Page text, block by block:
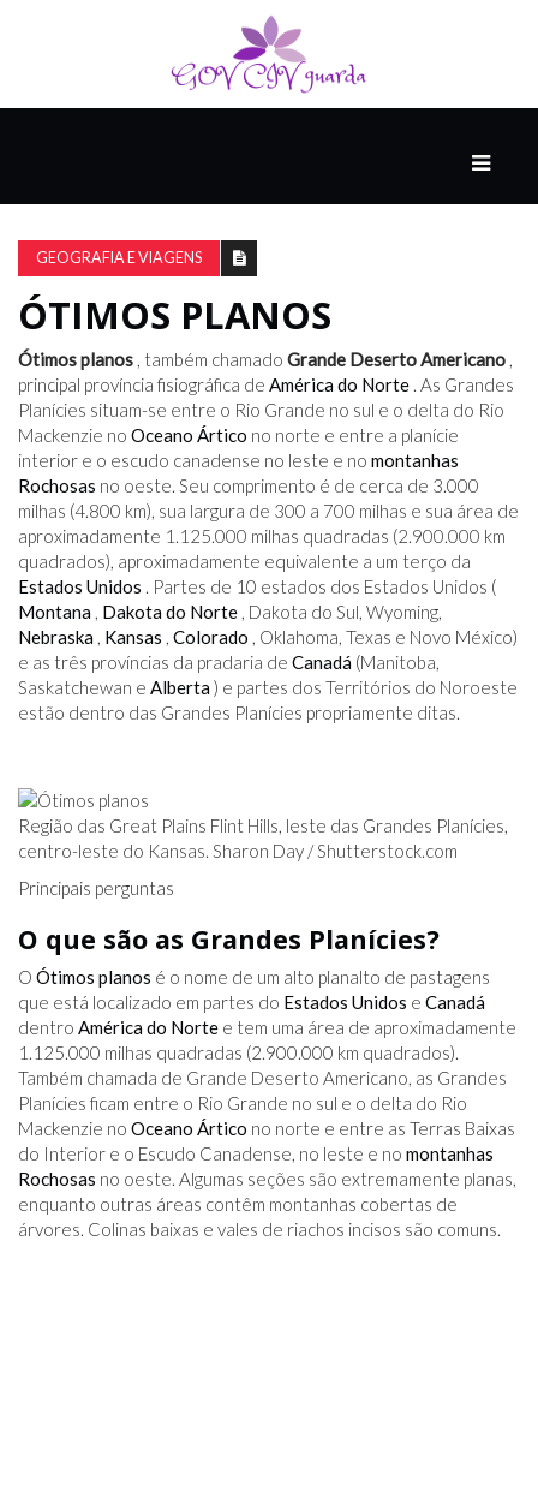
DO
THINK
AGAIN
COMPANHEIRO
COMEÇA
COM
UM
ESTRONDO
GEOGRAFIA E VIAGENS
ÓTIMOS PLANOS
Ótimos planos , também chamado Grande Deserto Americano ,
principal província fisiográfica de América do Norte . As Grandes
Planícies situam-se entre o Rio Grande no sul e o delta do Rio
Mackenzie no Oceano Ártico no norte e entre a planície
interior e o escudo canadense no leste e no montanhas
Rochosas no oeste. Seu comprimento é de cerca de 3.000
milhas (4.800 km), sua largura de 300 a 700 milhas e sua área de
aproximadamente 1.125.000 milhas quadradas (2.900.000 km
quadrados), aproximadamente equivalente a um terço da
Estados Unidos . Partes de 10 estados dos Estados Unidos (
Montana , Dakota do Norte , Dakota do Sul, Wyoming,
Nebraska , Kansas , Colorado , Oklahoma, Texas e Novo México)
e as três províncias da pradaria de Canadá (Manitoba,
Saskatchewan e Alberta) e partes dos Territórios do Noroeste
estão dentro das Grandes Planícies propriamente ditas.
Região das Great Plains Flint Hills, leste das Grandes Planícies,
centro-leste do Kansas. Sharon Day /Shutterstock.com
Principais perguntas
O que são as Grandes Planícies?
O Ótimos planos é o nome de um alto planalto de pastagens
que está localizado em partes do Estados Unidos e Canadá
dentro América do Norte e tem uma área de aproximadamente
1.125.000 milhas quadradas (2.900.000 km quadrados).
Também chamada de Grande Deserto Americano, as Grandes
Planícies ficam entre o Rio Grande no sul e o delta do Rio
Mackenzie no Oceano Ártico no norte e entre as Terras Baixas
do Interior e o Escudo Canadense, no leste e no montanhas
Rochosas no oeste. Algumas seções são extremamente planas,
enquanto outras áreas contêm montanhas cobertas de
árvores. Colinas baixas e vales de riachos incisos são comuns.